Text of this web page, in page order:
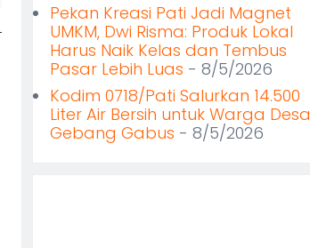
Pekan Kreasi Pati Jadi Magnet
UMKM, Dwi Risma: Produk Lokal
Harus Naik Kelas dan Tembus
Pasar Lebih Luas - 8/5/2026
Kodim 0718/Pati Salurkan 14.500
Liter Air Bersih untuk Warga Desa
Gebang Gabus - 8/5/2026